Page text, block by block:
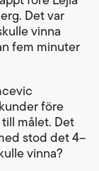
Det var
vinna
fem minuter
före
målet. Det
stod det 4–
vinna?